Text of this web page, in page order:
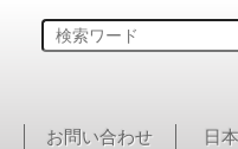
お問い合わせ
日